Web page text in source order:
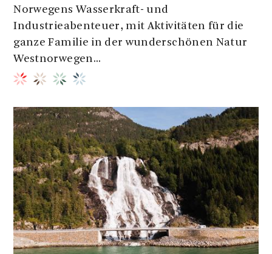
Norwegens Wasserkraft- und
Industrieabenteuer, mit Aktivitäten für die
ganze Familie in der wunderschönen Natur
Westnorwegen...